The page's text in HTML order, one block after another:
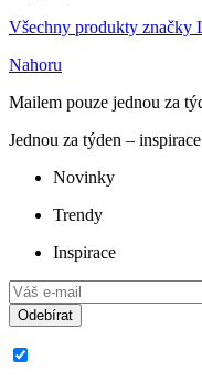
Všechny produkty značky
Nahoru
Mailem pouze jednou za
Jednou za týden –
Novinky
Trendy
Inspirace
Odebírat